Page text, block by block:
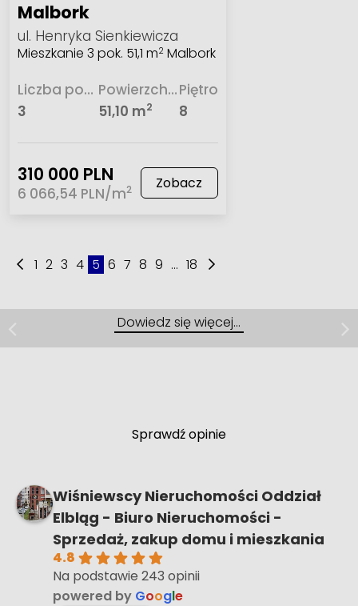
Malbork
ul. Henryka Sienkiewicza
Mieszkanie 3 pok. 51,1 m2 Malbork
Liczba pokoi
3
Powierzchnia
51,10 m2
Piętro
8
310 000 PLN
6 066,54 PLN/m2 Zobacz
1 2 3 4 5 6 7 8 9 ... 18
Dowiedz się więcej…
Malbork, ul. Jagiellońska
Na wynajem / Malbork / Winda /
Sprawdź opinie
Wiśniewscy Nieruchomości Oddział
Elbląg - Biuro Nieruchomości -
Sprzedaż, zakup domu i mieszkania
4.8
Na podstawie 243 opinii
powered by Google